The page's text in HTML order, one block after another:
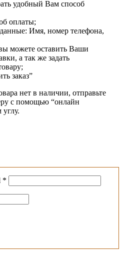
удобный Вам способ
оплаты;
Имя, номер телефона,
можете оставить Ваши
а так же задать
заказ”
нет в наличии, отправьте
с помощью “онлайн
*